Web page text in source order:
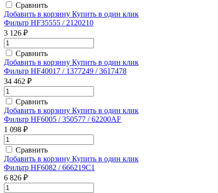
Сравнить
Добавить в корзину Купить в один клик
Фильтр HF35555 / 2120210
3 126 ₽
Сравнить
Добавить в корзину Купить в один клик
Фильтр HF40017 / 1377249 / 3617478
34 462 ₽
Сравнить
Добавить в корзину Купить в один клик
Фильтр HF6005 / 350577 / 62200AF
1 098 ₽
Сравнить
Добавить в корзину Купить в один клик
Фильтр HF6082 / 666219C1
6 826 ₽